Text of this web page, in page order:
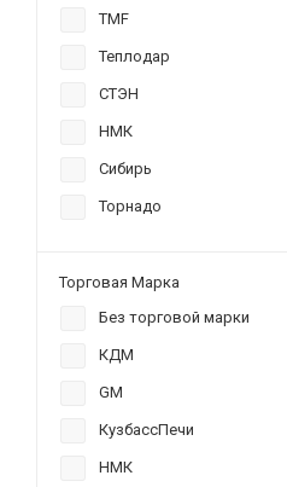
TMF
Теплодар
СТЭН
НМК
Сибирь
Торнадо
Торговая Марка
Без торговой марки
КДМ
GM
КузбассПечи
НМК